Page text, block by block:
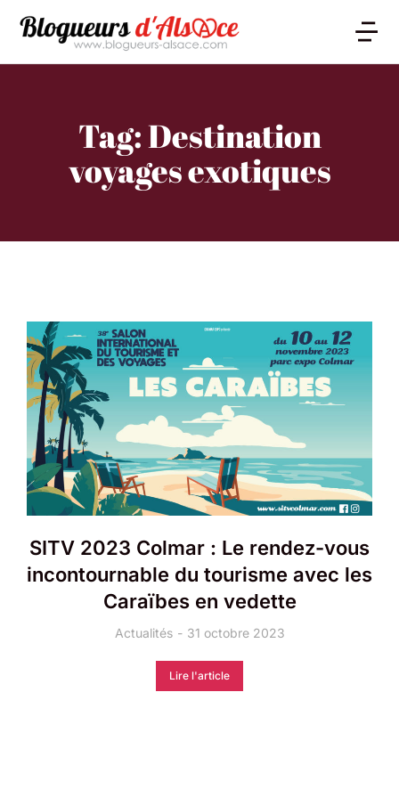
Tag: Destination
voyages exotiques
SITV 2023 Colmar : Le rendez-vous
incontournable du tourisme avec les
Caraïbes en vedette
Actualités 31 octobre 2023
Lire l'article